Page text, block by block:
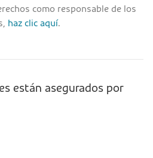
como responsable de los
haz clic aquí.
están asegurados por